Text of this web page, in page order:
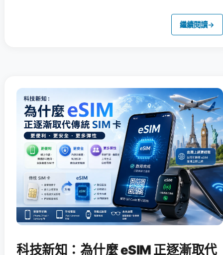
繼續閱讀→
科技新知：為什麼 eSIM 正逐漸取代